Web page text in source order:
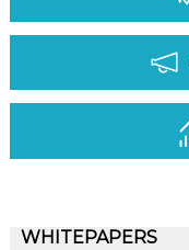
WHITEPAPERS